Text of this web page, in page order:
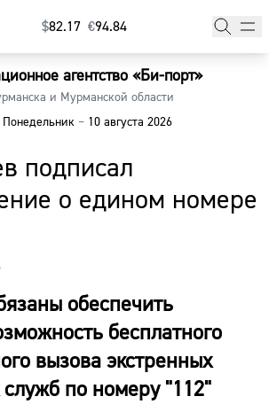
$⁠82.17 €⁠94.84
агентство «Би-порт»
и Мурманской области
Понедельник – 10 августа 2026
подписал
о едином номере
обеспечить
бесплатного
вызова экстренных
по номеру "112"